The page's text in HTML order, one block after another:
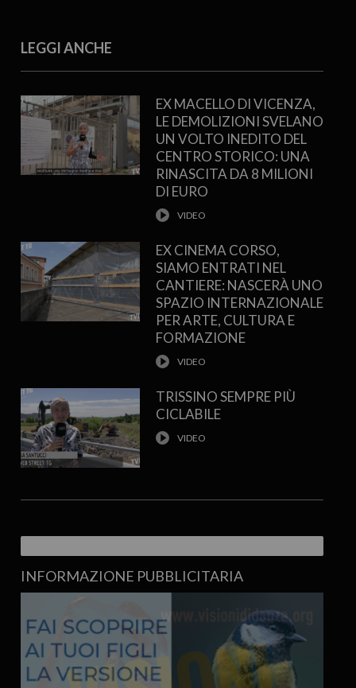
LEGGI ANCHE
EX MACELLO DI VICENZA,
LE DEMOLIZIONI SVELANO
UN VOLTO INEDITO DEL
CENTRO STORICO: UNA
RINASCITA DA 8 MILIONI
DI EURO
EX CINEMA CORSO,
SIAMO ENTRATI NEL
CANTIERE: NASCERÀ UNO
SPAZIO INTERNAZIONALE
PER ARTE, CULTURA E
FORMAZIONE
TRISSINO SEMPRE PIÙ
CICLABILE
INFORMAZIONE PUBBLICITARIA